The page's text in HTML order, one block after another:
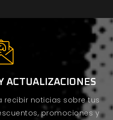
ACTUALIZACIONES
noticias sobre tus
promociones y